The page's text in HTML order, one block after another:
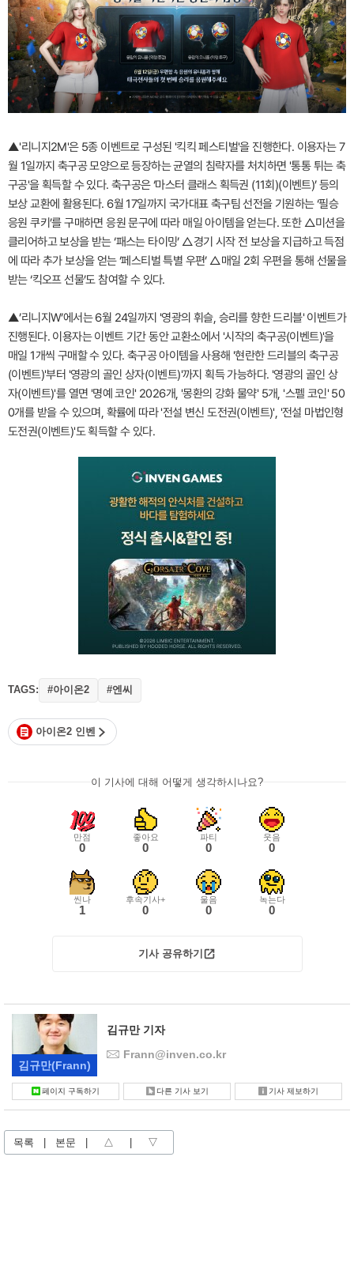
▲'리니지2M'은 5종 이벤트로 구성된 '킥킥 페스티벌'을 진행한다. 이용자는 7
월 1일까지 축구공 모양으로 등장하는 균열의 침략자를 처치하면 '통통 튀는 축
구공'을 획득할 수 있다. 축구공은 ‘마스터 클래스 획득권 (11회)(이벤트)’ 등의
보상 교환에 활용된다. 6월 17일까지 국가대표 축구팀 선전을 기원하는 ‘필승
응원 쿠키’를 구매하면 응원 문구에 따라 매일 아이템을 얻는다. 또한 △미션을
클리어하고 보상을 받는 ‘패스는 타이밍’ △경기 시작 전 보상을 지급하고 득점
에 따라 추가 보상을 얻는 ‘페스티벌 특별 우편’ △매일 2회 우편을 통해 선물을
받는 ‘킥오프 선물’도 참여할 수 있다.
▲’리니지W’에서는 6월 24일까지 '영광의 휘슬, 승리를 향한 드리블' 이벤트가
진행된다. 이용자는 이벤트 기간 동안 교환소에서 '시작의 축구공(이벤트)'을
매일 1개씩 구매할 수 있다. 축구공 아이템을 사용해 '현란한 드리블의 축구공
(이벤트)'부터 '영광의 골인 상자(이벤트)'까지 획득 가능하다. '영광의 골인 상
자(이벤트)'를 열면 '명예 코인' 2026개, '몽환의 강화 물약' 5개, '스펠 코인' 50
0개를 받을 수 있으며, 확률에 따라 '전설 변신 도전권(이벤트)', '전설 마법인형
도전권(이벤트)'도 획득할 수 있다.
TAGS: #아이온2 #엔씨
아이온2 인벤
이 기사에 대해 어떻게 생각하시나요?
만점
0
좋아요
0
파티
0
웃음
0
씬나
1
후속기사+
0
울음
0
녹는다
0
기사 공유하기
김규만(Frann)
김규만 기자
Frann@inven.co.kr
페이지 구독하기 다른 기사 보기 기사 제보하기
목록 본문 △ ▽